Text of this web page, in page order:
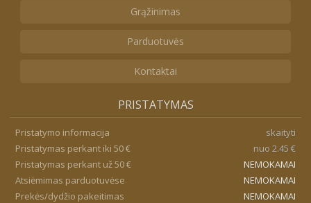
Grąžinimas
Parduotuvės
Kontaktai
PRISTATYMAS
Pristatymo informacija
skaityti
Pristatymas perkant iki 50 €
nuo 2.45 €
Pristatymas perkant už 50 €
NEMOKAMAI
Atsiėmimas parduotuvėse
NEMOKAMAI
Prekės/dydžio pakeitimas
NEMOKAMAI